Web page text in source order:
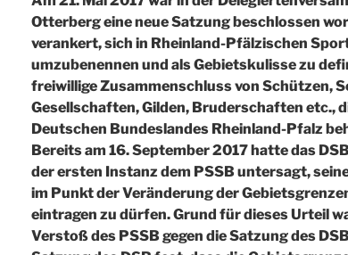
Otterberg eine neue Satzung beschlossen
verankert, sich in Rheinland-Pfälzischen
umzubenennen und als Gebietskulisse zu
freiwillige Zusammenschluss von Schützen,
Gesellschaften, Gilden, Bruderschaften etc.,
Deutschen Bundeslandes Rheinland-Pfalz
Bereits am 16. September 2017 hatte das
der ersten Instanz dem PSSB untersagt,
im Punkt der Veränderung der
eintragen zu dürfen. Grund für dieses Urteil
Verstoß des PSSB gegen die Satzung des